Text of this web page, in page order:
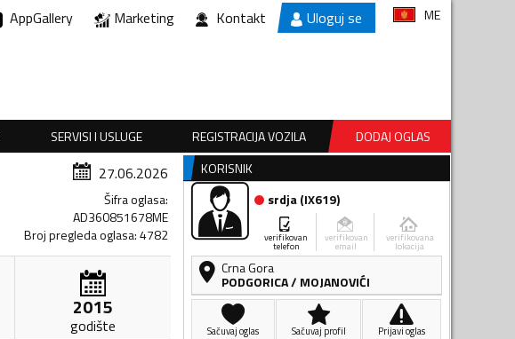
AppGallery Marketing Kontakt Uloguj se ME
SERVISI I USLUGE REGISTRACIJA VOZILA
DODAJ OGLAS
27.06.2026
Šifra oglasa:
AD360851678ME
Broj pregleda oglasa:4782
2015
godište
KORISNIK
srdja(IX619)
verifikovan
telefon
verifikovan
email
verifikovana
lokacija
Crna Gora
PODGORICA/ MOJANOVIĆI
Sačuvaj oglas Sačuvaj profil Prijavi oglas